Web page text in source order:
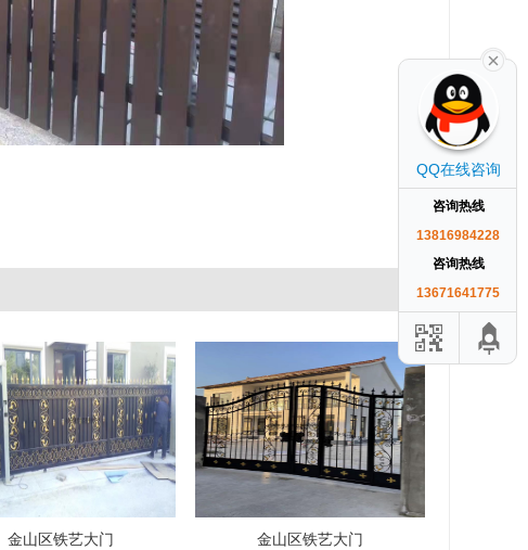
金山区铁艺大门 金山区铁艺大门
QQ在线咨询
咨询热线
13816984228
咨询热线
13671641775